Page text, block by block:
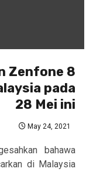
Zenfone 8
pada
28 Mei ini
May 24, 2021
bahawa
di Malaysia